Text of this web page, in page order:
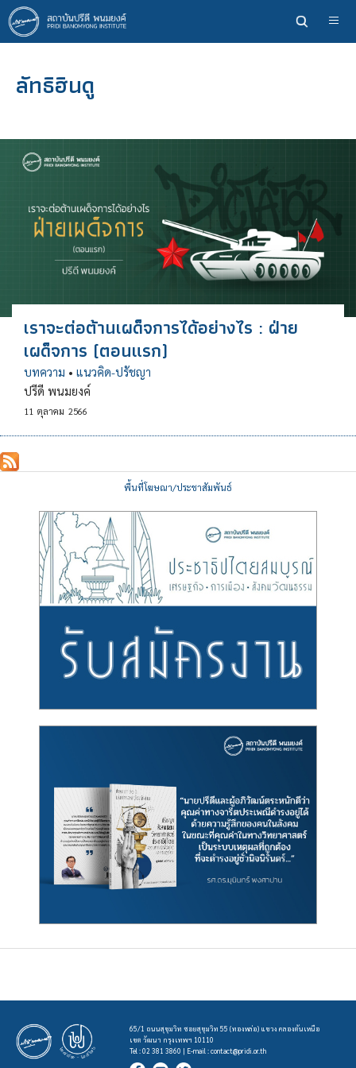
ข้าม
ไป
ยัง
หลักลัทธิฮินดู
เราจะต่อต้านเผด็จการได้อย่างไร : ฝ่าย
เผด็จการ (ตอนแรก)
บทความ • แนวคิด-ปรัชญา
ปรีดี พนมยงค์
11 ตุลาคม 2566
พื้นที่โฆษณา/ประชาสัมพันธ์
65/1 ถนนสุขุมวิท ซอยสุขุมวิท 55 (ทองหล่อ) แขวง คลองตันเหนือ
เขต วัฒนา กรุงเทพฯ 10110
Tel : 02 381 3860 | E-mail :contact@pridi.or.th